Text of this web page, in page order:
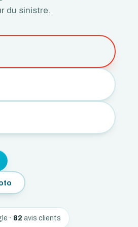
du sinistre.
· 82 avis clients